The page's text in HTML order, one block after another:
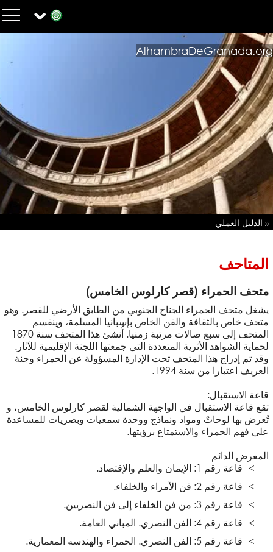
AlhambraDeGranada.org
« الدليل العملي
المتاحف
متحف الحمراء (قصر كارلوس الخامس)
يشغل متحف الحمراء الجناح الجنوبي من الطابق الأرضي للقصر. وهو
متحف خاص بالثقافة والفن الخاص بإسبانيا المسلمة، وينقسم
المتحف إلى سبع صالات مرتبة زمنيا. أُنشئ هذا المتحف سنة 1870
لحماية الشواهد الأثرية المتعددة التي جمعتها اللجنة الإقليمية للآثار.
وقد تم إدراج هذا المتحف تحت الإدارة المسؤولة عن الحمراء وجنة
العريف اعتبارا من سنة 1994.
قاعة الاستقبال:
تقع قاعة الاستقبال في الواجهة الشمالية لقصر كارلوس الخامس، و
تُعرض بها لوحاتٌ ومواد ونماذج ووحدة سمعيات وبصريات للمساعدة
على فهم الحمراء والاستمتاع برؤيتها.
المعرض الدائم
قاعة رقم 1: الإيمان والعلم والإقتصاد.
قاعة رقم 2: فن الأمراء والخلفاء.
قاعة رقم 3: من فن الخلفاء إلى فن النصريين.
قاعة رقم 4: الفن النصري. المباني العامة.
قاعة رقم 5: الفن النصري. الحمراء والهندسه المعمارية.